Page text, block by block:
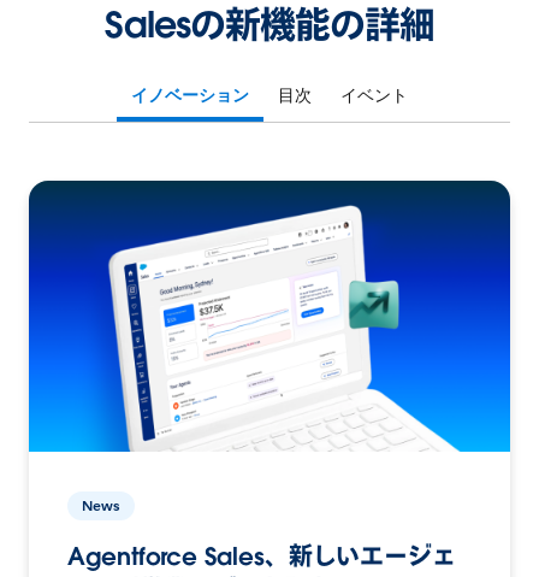
Salesの新機能の詳細
イノベーション 目次 イベント
News
Agentforce Sales、新しいエージェ